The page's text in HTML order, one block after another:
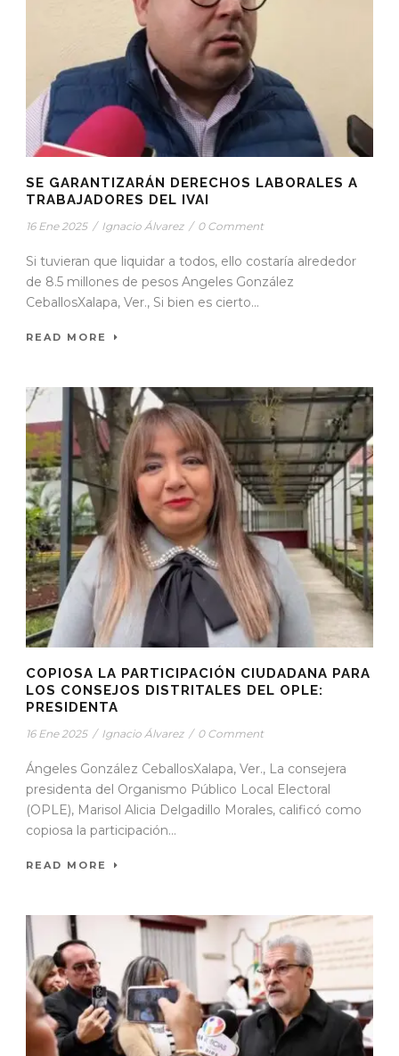
SE GARANTIZARÁN DERECHOS LABORALES A
TRABAJADORES DEL IVAI
16 Ene 2025 / Ignacio Álvarez / 0 Comment
Si tuvieran que liquidar a todos, ello costaría alrededor
de 8.5 millones de pesos Angeles González
CeballosXalapa, Ver., Si bien es cierto...
READ MORE
COPIOSA LA PARTICIPACIÓN CIUDADANA PARA
LOS CONSEJOS DISTRITALES DEL OPLE:
PRESIDENTA
16 Ene 2025 / Ignacio Álvarez / 0 Comment
Ángeles González CeballosXalapa, Ver., La consejera
presidenta del Organismo Público Local Electoral
(OPLE), Marisol Alicia Delgadillo Morales, calificó como
copiosa la participación...
READ MORE